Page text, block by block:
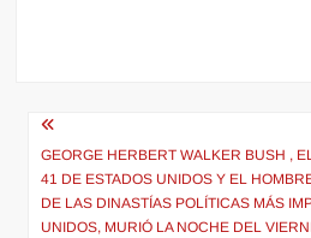
Navegación
de
entradas
GEORGE HERBERT WALKER BUSH ,
41 DE ESTADOS UNIDOS Y EL
DE LAS DINASTÍAS POLÍTICAS MÁS
UNIDOS, MURIÓ LA NOCHE DEL